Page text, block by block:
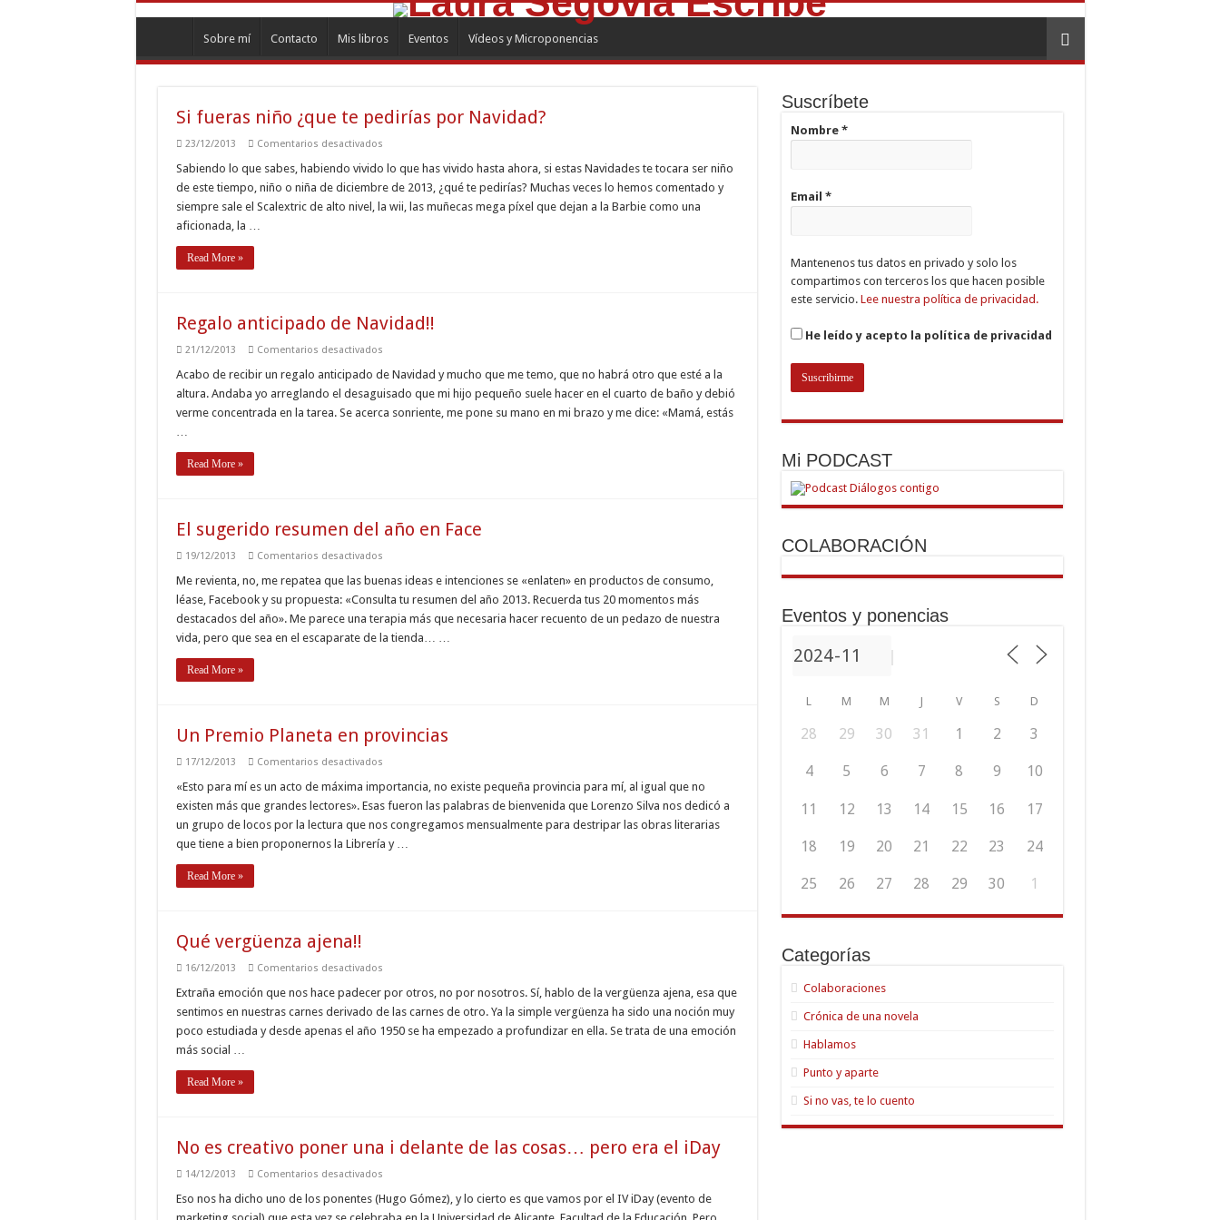
Sobre mí Contacto Mis libros Eventos Vídeos y Microponencias
Si fueras niño ¿que te pedirías por Navidad?
23/12/2013 Comentarios desactivadosen
fueras
¿que
te
pedirías
Sabiendo lo que sabes, habiendo vivido lo que has vivido hasta ahora, si estas Navidades te tocara ser niño
de este tiempo, niño o niña de diciembre de 2013, ¿qué te pedirías? Muchas veces lo hemos comentado y
siempre sale el Scalextric de alto nivel, la wii, las muñecas mega píxel que dejan a la Barbie como una
aficionada, la …
Read More »
Regalo anticipado de Navidad!!
21/12/2013 Comentarios desactivadosen
anticipado
Navidad!!
Acabo de recibir un regalo anticipado de Navidad y mucho que me temo, que no habrá otro que esté a la
altura. Andaba yo arreglando el desaguisado que mi hijo pequeño suele hacer en el cuarto de baño y debió
verme concentrada en la tarea. Se acerca sonriente, me pone su mano en mi brazo y me dice: «Mamá, estás
…
Read More »
El sugerido resumen del año en Face
19/12/2013 Comentarios desactivadosen
sugerido
del
año
en
Face
Me revienta, no, me repatea que las buenas ideas e intenciones se «enlaten» en productos de consumo,
léase, Facebook y su propuesta: «Consulta tu resumen del año 2013. Recuerda tus 20 momentos más
destacados del año». Me parece una terapia más que necesaria hacer recuento de un pedazo de nuestra
vida, pero que sea en el escaparate de la tienda… …
Read More »
Un Premio Planeta en provincias
17/12/2013 Comentarios desactivadosen
Premio
en
provincias
«Esto para mí es un acto de máxima importancia, no existe pequeña provincia para mí, al igual que no
existen más que grandes lectores». Esas fueron las palabras de bienvenida que Lorenzo Silva nos dedicó a
un grupo de locos por la lectura que nos congregamos mensualmente para destripar las obras literarias
que tiene a bien proponernos la Librería y …
Read More »
Qué vergüenza ajena!!
16/12/2013 Comentarios desactivadosen
vergüenza
ajena!!
Extraña emoción que nos hace padecer por otros, no por nosotros. Sí, hablo de la vergüenza ajena, esa que
sentimos en nuestras carnes derivado de las carnes de otro. Ya la simple vergüenza ha sido una noción muy
poco estudiada y desde apenas el año 1950 se ha empezado a profundizar en ella. Se trata de una emoción
más social …
Read More »
No es creativo poner una i delante de las cosas… pero era el iDay
14/12/2013 Comentarios desactivadosen
es
creativo
Eso nos ha dicho uno de los ponentes (Hugo Gómez), y lo cierto es que vamos por el IV iDay (evento de
Suscríbete
Nombre *
Email *
Mantenenos tus datos en privado y solo los
compartimos con terceros los que hacen posible
este servicio. Lee nuestra política de privacidad.
He leído y acepto la política de privacidad
Mi PODCAST
COLABORACIÓN
Eventos y ponencias
L M M J V S D
28 29 30 31 1 2 3
4 5 6 7 8 9 10
11 12 13 14 15 16 17
18 19 20 21 22 23 24
25 26 27 28 29 30 1
Categorías
Colaboraciones
Crónica de una novela
Hablamos
Punto y aparte
Si no vas, te lo cuento